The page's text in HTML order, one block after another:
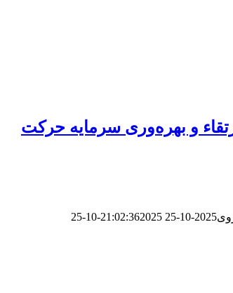
و بهره‌وری سرمایه حرکت
2025-10-25 21:02:36
2025-10-25